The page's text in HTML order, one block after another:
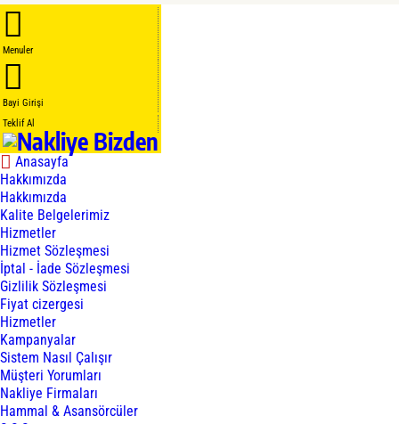
Menuler
Bayi Girişi
Teklif Al
Anasayfa
Hakkımızda
Hakkımızda
Kalite Belgelerimiz
Hizmetler
Hizmet Sözleşmesi
İptal - İade Sözleşmesi
Gizlilik Sözleşmesi
Fiyat cizergesi
Hizmetler
Kampanyalar
Sistem Nasıl Çalışır
Müşteri Yorumları
Nakliye Firmaları
Hammal & Asansörcüler